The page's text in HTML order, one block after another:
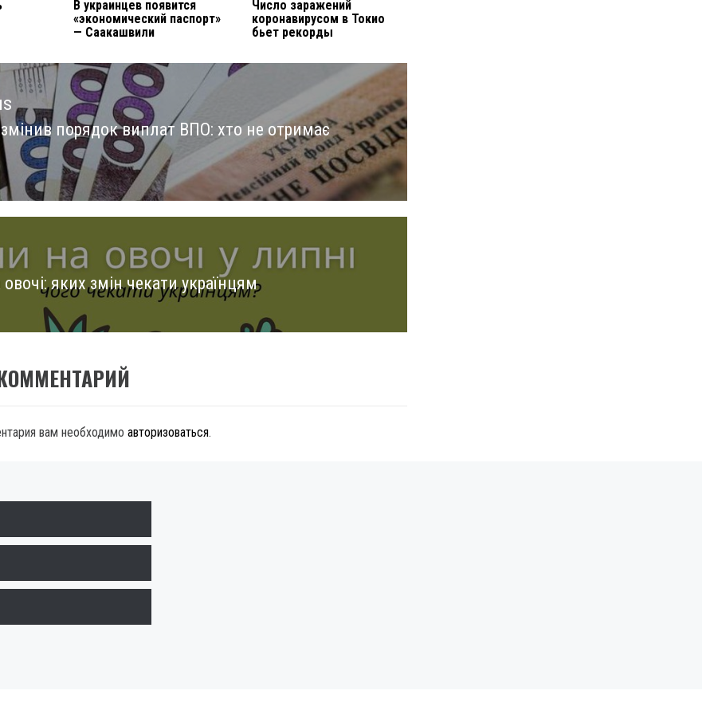
В украинцев появится
«экономический паспорт»
— Саакашвили
Число заражений
коронавирусом в Токио
бьет рекорды
порядок виплат ВПО: хто не отримає
яких змін чекати українцям
вам необходимо авторизоваться.